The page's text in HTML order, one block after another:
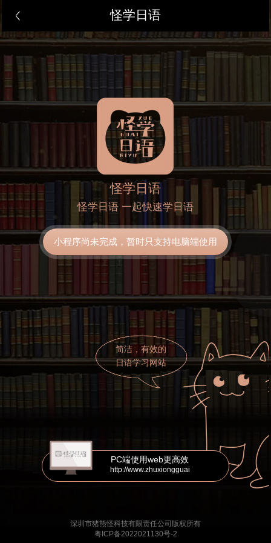
怪学日语
怪学日语
怪学日语 一起快速学日语
小程序尚未完成，暂时只支持电脑端使用
简洁，有效的
日语学习网站
PC端使用web更高效
http://www.zhuxiongguai
深圳市猪熊怪科技有限责任公司版权所有
粤ICP备2022021130号-2